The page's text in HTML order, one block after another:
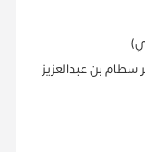
)
سطام بن عبدالعزيز